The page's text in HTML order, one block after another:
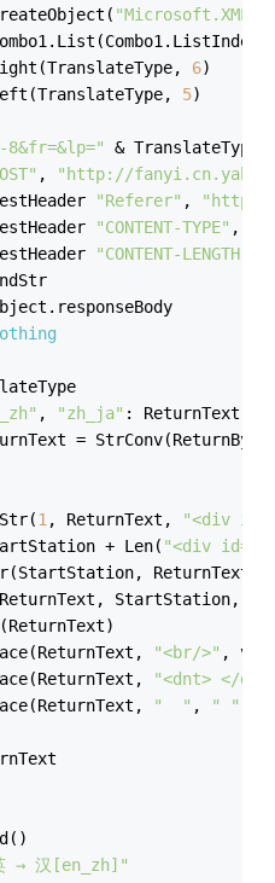
6)
5)
8&fr=&lp="
& TranslateType
,
"http://
"Referer" ,
"http://
"CONTENT-TYPE" ,
"CONTENT-LENGTH"
, "zh_ja" : ReturnText =
=
1 , ReturnText,
"<div
+ Len(
"<div
ReturnText,
StartStation,
"<br/>" ,
"<dnt> </
"  " , " "
→ 汉[en_zh]"